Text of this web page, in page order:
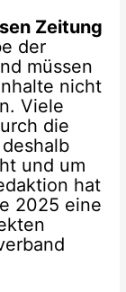
Zeitung
der
müssen
nicht
Viele
die
und um
hat
2025 eine